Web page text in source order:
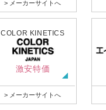
> メーカーサイトへ
COLOR KINETICS
激安特価
> メーカーサイトへ